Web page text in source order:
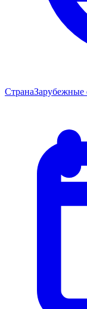
СтранаЗарубежные